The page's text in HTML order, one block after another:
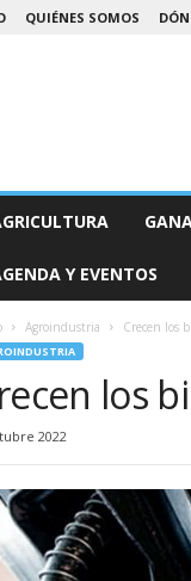
QUIÉNES SOMOS
Y EVENTOS
Agroindustria Crecen los
los
2022